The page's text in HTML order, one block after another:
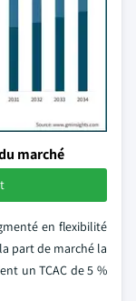
marché
en flexibilité
part de marché la
un TCAC de 5 %